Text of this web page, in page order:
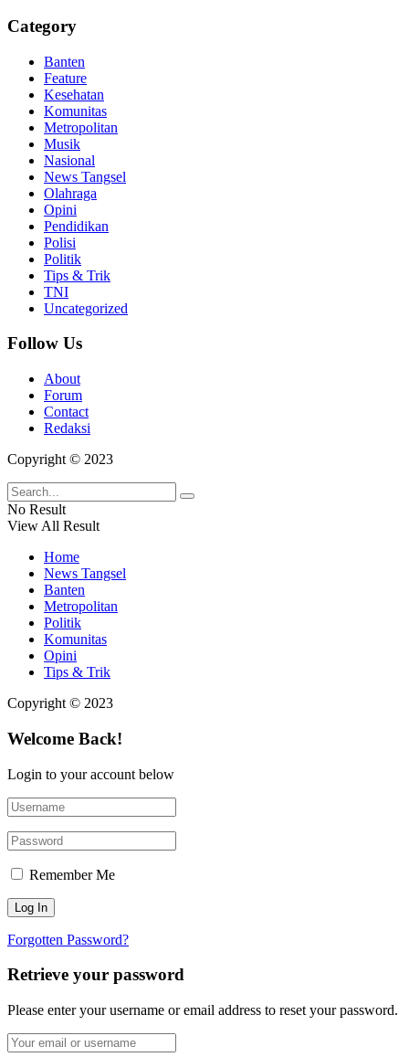
Category
Banten
Feature
Kesehatan
Komunitas
Metropolitan
Musik
Nasional
News Tangsel
Olahraga
Opini
Pendidikan
Polisi
Politik
Tips & Trik
TNI
Uncategorized
Follow Us
About
Forum
Contact
Redaksi
Copyright © 2023
No Result
View All Result
Home
News Tangsel
Banten
Metropolitan
Politik
Komunitas
Opini
Tips & Trik
Copyright © 2023
Welcome Back!
Login to your account below
Remember Me
Forgotten Password?
Retrieve your password
Please enter your username or email address to reset your password.